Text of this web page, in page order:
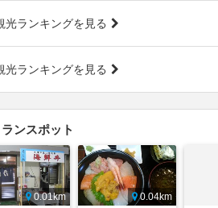
光ランキングを見る
光ランキングを見る
ンスポット
0.01km
0.04km